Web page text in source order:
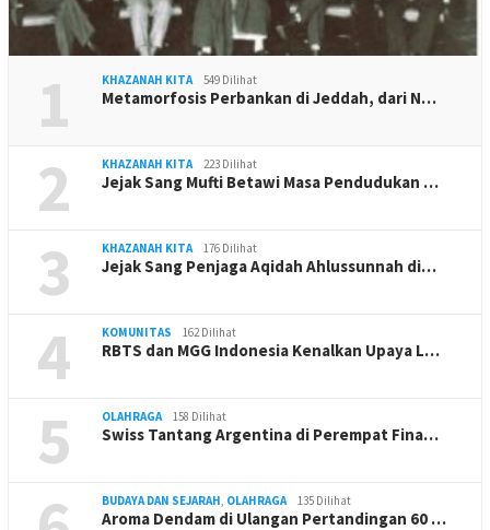
1 KHAZANAH KITA 549 Dilihat
Metamorfosis Perbankan di Jeddah, dari N…
2 KHAZANAH KITA 223 Dilihat
Jejak Sang Mufti Betawi Masa Pendudukan …
3 KHAZANAH KITA 176 Dilihat
Jejak Sang Penjaga Aqidah Ahlussunnah di…
4 KOMUNITAS 162 Dilihat
RBTS dan MGG Indonesia Kenalkan Upaya L…
5 OLAHRAGA 158 Dilihat
Swiss Tantang Argentina di Perempat Fina…
BUDAYA DAN SEJARAH, OLAHRAGA 135 Dilihat
Aroma Dendam di Ulangan Pertandingan 60 …